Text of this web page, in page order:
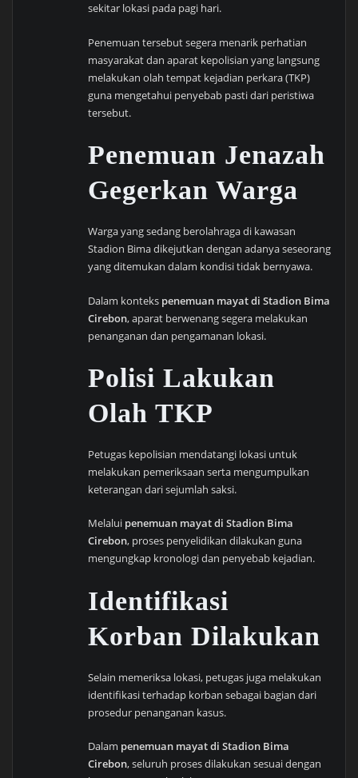
sekitar lokasi pada pagi hari.
Penemuan tersebut segera menarik perhatian
masyarakat dan aparat kepolisian yang langsung
melakukan olah tempat kejadian perkara (TKP)
guna mengetahui penyebab pasti dari peristiwa
tersebut.
Penemuan Jenazah
Gegerkan Warga
Warga yang sedang berolahraga di kawasan
Stadion Bima dikejutkan dengan adanya seseorang
yang ditemukan dalam kondisi tidak bernyawa.
Dalam konteks penemuan mayat di Stadion Bima
Cirebon, aparat berwenang segera melakukan
penanganan dan pengamanan lokasi.
Polisi Lakukan
Olah TKP
Petugas kepolisian mendatangi lokasi untuk
melakukan pemeriksaan serta mengumpulkan
keterangan dari sejumlah saksi.
Melalui penemuan mayat di Stadion Bima
Cirebon, proses penyelidikan dilakukan guna
mengungkap kronologi dan penyebab kejadian.
Identifikasi
Korban Dilakukan
Selain memeriksa lokasi, petugas juga melakukan
identifikasi terhadap korban sebagai bagian dari
prosedur penanganan kasus.
Dalam penemuan mayat di Stadion Bima
Cirebon, seluruh proses dilakukan sesuai dengan